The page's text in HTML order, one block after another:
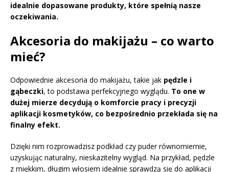
idealnie dopasowane produkty, które spełnią nasze
oczekiwania.
Akcesoria do makijażu – co warto
mieć?
Odpowiednie akcesoria do makijażu, takie jak pędzle i
gąbeczki, to podstawa perfekcyjnego wyglądu. To one w
dużej mierze decydują o komforcie pracy i precyzji
aplikacji kosmetyków, co bezpośrednio przekłada się na
finalny efekt.
Dzięki nim rozprowadzisz podkład czy puder równomiernie,
uzyskując naturalny, nieskazitelny wygląd. Na przykład, pędzle
z miękkim, długim włosiem idealnie sprawdzą się do aplikacji